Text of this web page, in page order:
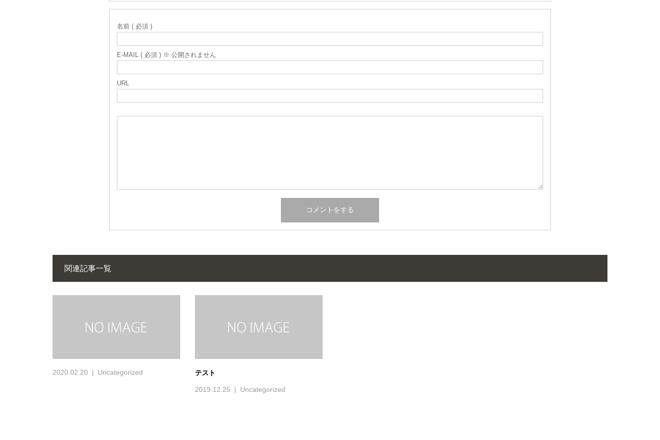
名前 ( 必須 )
E-MAIL ( 必須 ) ※ 公開されません
URL
関連記事一覧
2020.02.20 Uncategorized テスト
2019.12.25 Uncategorized